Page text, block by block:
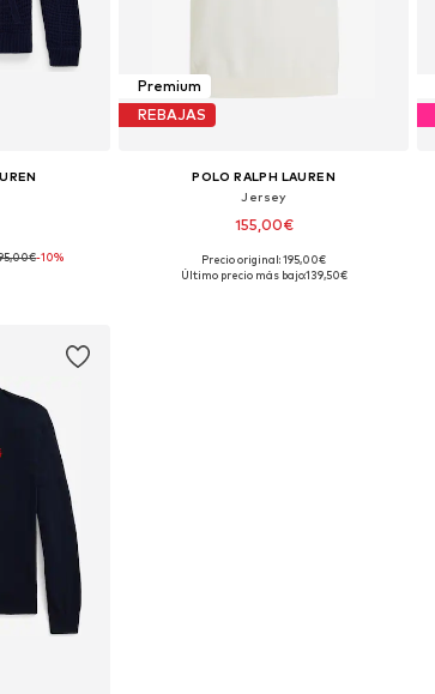
XXL
-10%
Premium
REBAJAS
POLO RALPH LAUREN
Jersey
155,00€
Tallas disponibles: XL, XXL
Precio original: 195,00€
Último precio más bajo:139,50€